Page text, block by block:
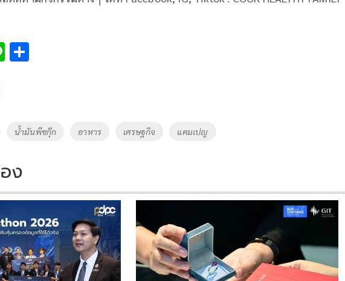
Li
น้ำมันพืชกุ๊ก อาหาร เศรษฐกิจ แคมเปญ
ง